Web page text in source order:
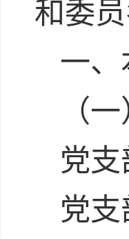
和委员
一
（
党
党